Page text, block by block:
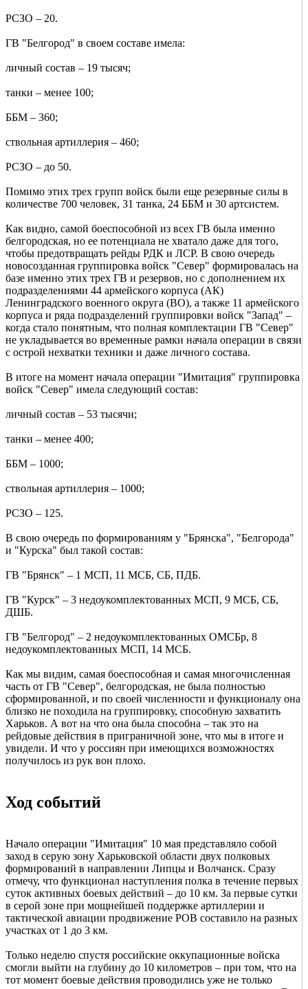
РСЗО – 20.
ГВ "Белгород" в своем составе имела:
личный состав – 19 тысяч;
танки – менее 100;
ББМ – 360;
ствольная артиллерия – 460;
РСЗО – до 50.
Помимо этих трех групп войск были еще резервные силы в
количестве 700 человек, 31 танка, 24 ББМ и 30 артсистем.
Как видно, самой боеспособной из всех ГВ была именно
белгородская, но ее потенциала не хватало даже для того,
чтобы предотвращать рейды РДК и ЛСР. В свою очередь
новосозданная группировка войск "Север" формировалась на
базе именно этих трех ГВ и резервов, но с дополнением их
подразделениями 44 армейского корпуса (АК)
Ленинградского военного округа (ВО), а также 11 армейского
корпуса и ряда подразделений группировки войск "Запад" –
когда стало понятным, что полная комплектации ГВ "Север"
не укладывается во временные рамки начала операции в связи
с острой нехватки техники и даже личного состава.
В итоге на момент начала операции "Имитация" группировка
войск "Север" имела следующий состав:
личный состав – 53 тысячи;
танки – менее 400;
ББМ – 1000;
ствольная артиллерия – 1000;
РСЗО – 125.
В свою очередь по формированиям у "Брянска", "Белгорода"
и "Курска" был такой состав:
ГВ "Брянск" – 1 МСП, 11 МСБ, СБ, ПДБ.
ГВ "Курск" – 3 недоукомплектованных МСП, 9 МСБ, СБ,
ДШБ.
ГВ "Белгород" – 2 недоукомплектованных ОМСБр, 8
недоукомплектованных МСП, 14 МСБ.
Как мы видим, самая боеспособная и самая многочисленная
часть от ГВ "Север", белгородская, не была полностью
сформированной, и по своей численности и функционалу она
близко не походила на группировку, способную захватить
Харьков. А вот на что она была способна – так это на
рейдовые действия в приграничной зоне, что мы в итоге и
увидели. И что у россиян при имеющихся возможностях
получилось из рук вон плохо.
Ход событий
Начало операции "Имитация" 10 мая представляло собой
заход в серую зону Харьковской области двух полковых
формирований в направлении Липцы и Волчанск. Сразу
отмечу, что функционал наступления полка в течение первых
суток активных боевых действий – до 10 км. За первые сутки
в серой зоне при мощнейшей поддержке артиллерии и
тактической авиации продвижение РОВ составило на разных
участках от 1 до 3 км.
Только неделю спустя российские оккупационные войска
смогли выйти на глубину до 10 километров – при том, что на
тот момент боевые действия проводились уже не только